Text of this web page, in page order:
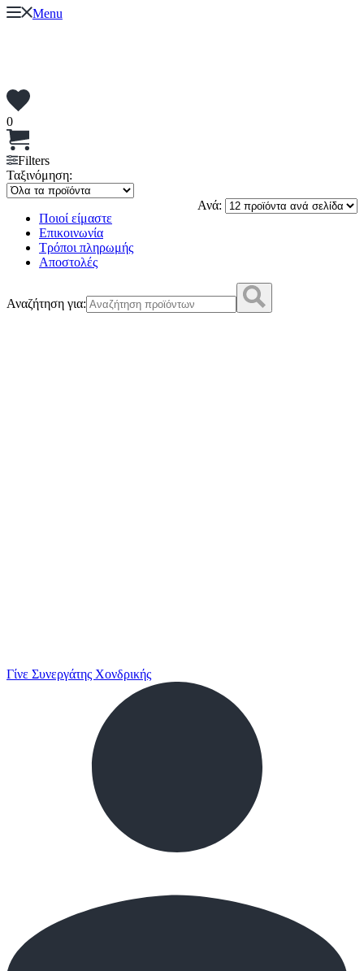
Menu
0
Filters
Ταξινόμηση:
Ανά:
Ποιοί είμαστε
Επικοινωνία
Τρόποι πληρωμής
Αποστολές
Αναζήτηση για:
Γίνε Συνεργάτης Χονδρικής